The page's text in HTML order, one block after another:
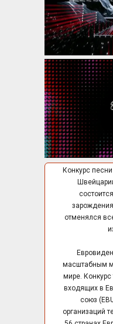
Конкурс
отменялся
масштабным
мире. Конкурс
входящих в
союз
организаций